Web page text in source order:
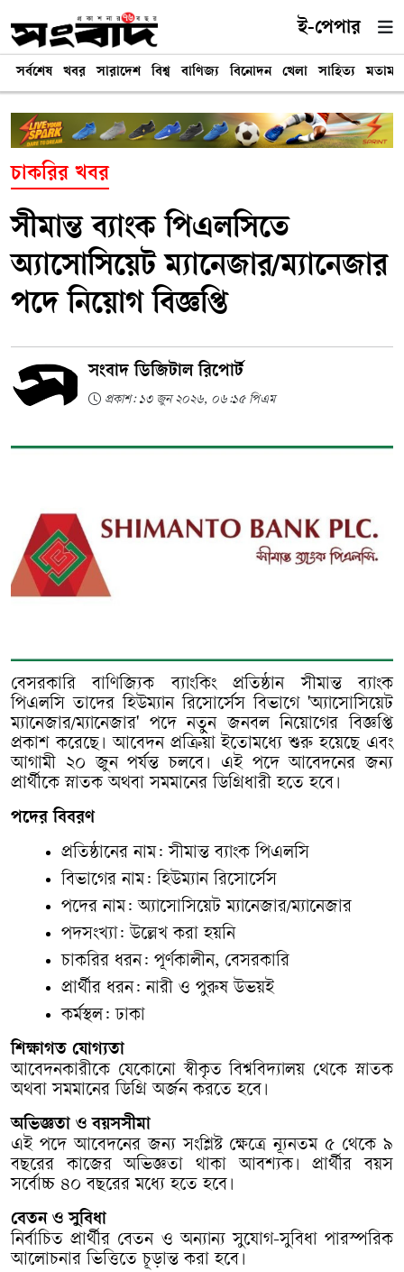
ই-পেপার
সর্বশেষ খবর সারাদেশ বিশ্ব বাণিজ্য বিনোদন খেলা সাহিত্য মতামত
চাকরির খবর
সীমান্ত ব্যাংক পিএলসিতে
অ্যাসোসিয়েট ম্যানেজার/ম্যানেজার
পদে নিয়োগ বিজ্ঞপ্তি
সংবাদ ডিজিটাল রিপোর্ট
প্রকাশ: ১৩ জুন ২০২৬, ০৬:১৫ পিএম
বেসরকারি বাণিজ্যিক ব্যাংকিং প্রতিষ্ঠান সীমান্ত ব্যাংক
পিএলসি তাদের হিউম্যান রিসোর্সেস বিভাগে 'অ্যাসোসিয়েট
ম্যানেজার/ম্যানেজার' পদে নতুন জনবল নিয়োগের বিজ্ঞপ্তি
প্রকাশ করেছে। আবেদন প্রক্রিয়া ইতোমধ্যে শুরু হয়েছে এবং
আগামী ২০ জুন পর্যন্ত চলবে। এই পদে আবেদনের জন্য
প্রার্থীকে স্নাতক অথবা সমমানের ডিগ্রিধারী হতে হবে।
পদের বিবরণ
প্রতিষ্ঠানের নাম: সীমান্ত ব্যাংক পিএলসি
বিভাগের নাম: হিউম্যান রিসোর্সেস
পদের নাম: অ্যাসোসিয়েট ম্যানেজার/ম্যানেজার
পদসংখ্যা: উল্লেখ করা হয়নি
চাকরির ধরন: পূর্ণকালীন, বেসরকারি
প্রার্থীর ধরন: নারী ও পুরুষ উভয়ই
কর্মস্থল: ঢাকা
শিক্ষাগত যোগ্যতা
আবেদনকারীকে যেকোনো স্বীকৃত বিশ্ববিদ্যালয় থেকে স্নাতক
অথবা সমমানের ডিগ্রি অর্জন করতে হবে।
অভিজ্ঞতা ও বয়সসীমা
এই পদে আবেদনের জন্য সংশ্লিষ্ট ক্ষেত্রে ন্যূনতম ৫ থেকে ৯
বছরের কাজের অভিজ্ঞতা থাকা আবশ্যক। প্রার্থীর বয়স
সর্বোচ্চ ৪০ বছরের মধ্যে হতে হবে।
বেতন ও সুবিধা
নির্বাচিত প্রার্থীর বেতন ও অন্যান্য সুযোগ-সুবিধা পারস্পরিক
আলোচনার ভিত্তিতে চূড়ান্ত করা হবে।